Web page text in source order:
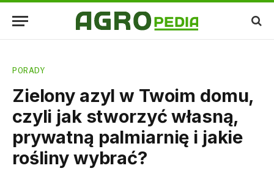
PORADY
Zielony azyl w Twoim domu,
czyli jak stworzyć własną,
prywatną palmiarnię i jakie
rośliny wybrać?